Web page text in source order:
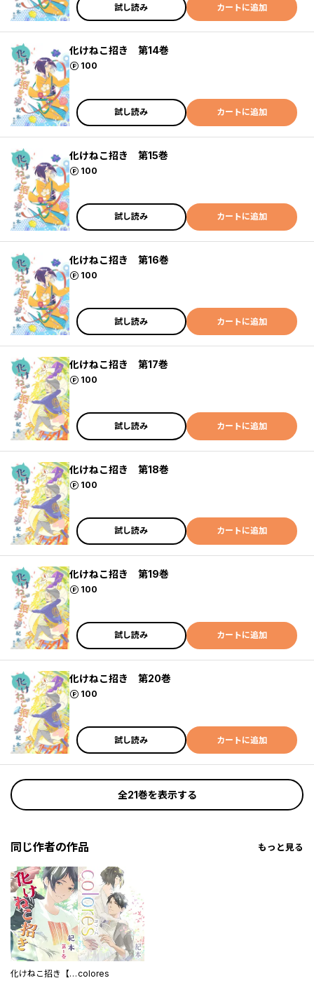
試し読み カートに追加
化けねこ招き 第14巻
100
ポイント
試し読み カートに追加
化けねこ招き 第15巻
100
ポイント
試し読み カートに追加
化けねこ招き 第16巻
100
ポイント
試し読み カートに追加
化けねこ招き 第17巻
100
ポイント
試し読み カートに追加
化けねこ招き 第18巻
100
ポイント
試し読み カートに追加
化けねこ招き 第19巻
100
ポイント
試し読み カートに追加
化けねこ招き 第20巻
100
ポイント
試し読み カートに追加
全21巻を表示する
同じ作者の作品 もっと見る
化けねこ招き【描きおろし付合冊版】colores